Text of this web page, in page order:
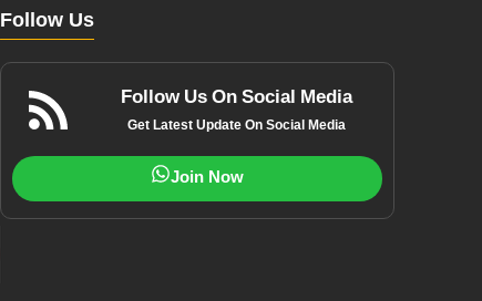
Follow Us
Follow Us On Social Media
Get Latest Update On Social Media
Join Now